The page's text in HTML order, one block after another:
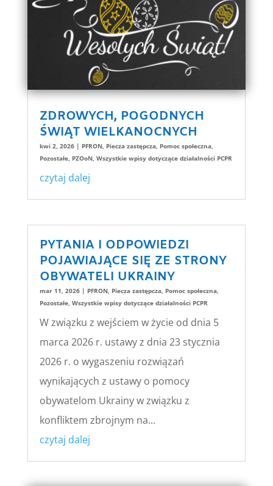
ZDROWYCH, POGODNYCH
ŚWIĄT WIELKANOCNYCH
kwi 2, 2026| PFRON, Piecza zastępcza, Pomoc społeczna,
Pozostałe, PZOoN, Wszystkie wpisy dotyczące działalności PCPR
czytaj dalej
PYTANIA I ODPOWIEDZI
POJAWIAJĄCE SIĘ ZE STRONY
OBYWATELI UKRAINY
mar 11, 2026| PFRON, Piecza zastępcza, Pomoc społeczna,
Pozostałe, Wszystkie wpisy dotyczące działalności PCPR
W związku z wejściem w życie od dnia 5
marca 2026 r. ustawy z dnia 23 stycznia
2026 r. o wygaszeniu rozwiązań
wynikających z ustawy o pomocy
obywatelom Ukrainy w związku z
konfliktem zbrojnym na...
czytaj dalej